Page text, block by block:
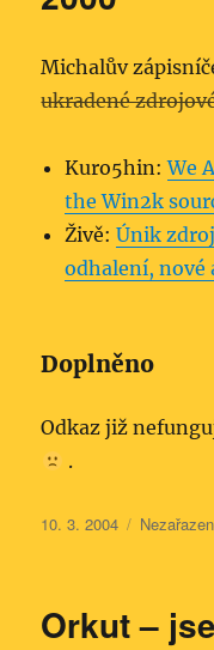
Michalův
ukradené
Kuro5hin:We
the Win2k
Živě:Únik
odhalení,
Doplněno
Odkaz již
.
Publikováno:
10. 3. 2004 Rubriky:
Orkut –